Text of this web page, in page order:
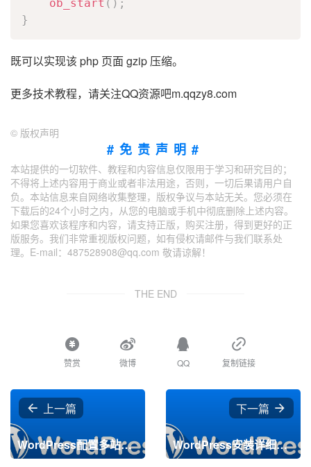
ob_start ( ) ;
}
既可以实现该 php 页面 gzip 压缩。
更多技术教程，请关注QQ资源吧m.qqzy8.com
© 版权声明
#免责声明#
本站提供的一切软件、教程和内容信息仅限用于学习和研究目的；
不得将上述内容用于商业或者非法用途，否则，一切后果请用户自
负。本站信息来自网络收集整理，版权争议与本站无关。您必须在
下载后的24个小时之内，从您的电脑或手机中彻底删除上述内容。
如果您喜欢该程序和内容，请支持正版，购买注册，得到更好的正
版服务。我们非常重视版权问题，如有侵权请邮件与我们联系处
理。E-mail：487528908@qq.com 敬请谅解！
THE END
赞赏 微博 QQ 复制链接
上一篇
WordPress配置多站点（站群）详细教程方法！
下一篇
WordPress安装详细教程，还在问wordpress怎么安装？看完这个教程你就是大神